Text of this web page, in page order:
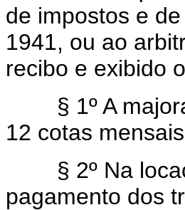
de impostos e
1941, ou ao
recibo e exibido
§ 1º A
12 cotas
§ 2º Na
pagamento dos